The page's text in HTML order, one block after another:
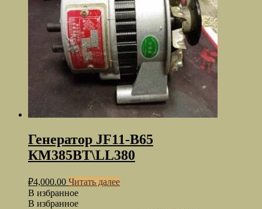
Генератор JF11-B65
КМ385ВТ\LL380
₽4,000.00 Читать далее
В избранное
В избранное